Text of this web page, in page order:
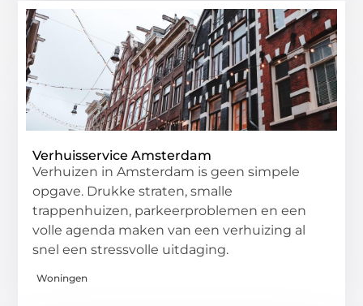
Verhuisservice Amsterdam
Verhuizen in Amsterdam is geen simpele
opgave. Drukke straten, smalle
trappenhuizen, parkeerproblemen en een
volle agenda maken van een verhuizing al
snel een stressvolle uitdaging.
Woningen